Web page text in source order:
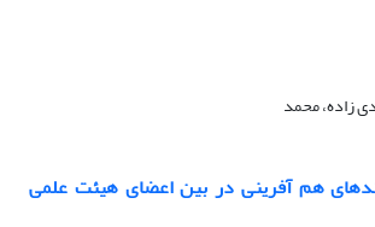
زاده، محمد
هم آفرینی در بین اعضای هیئت علمی